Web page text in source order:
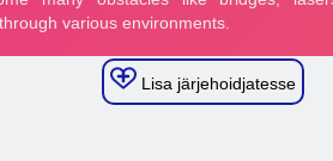
Lisa järjehoidjatesse